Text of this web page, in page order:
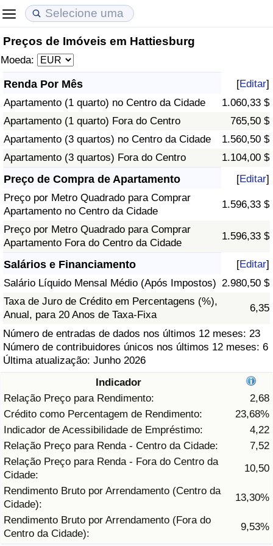
Preços de Imóveis em Hattiesburg
Moeda:
Renda Por Mês [Editar]
Apartamento (1 quarto) no Centro da Cidade
1.060,33 $
Apartamento (1 quarto) Fora do Centro
765,50 $
Apartamento (3 quartos) no Centro da Cidade
1.560,50 $
Apartamento (3 quartos) Fora do Centro
1.104,00 $
Preço de Compra de Apartamento [Editar]
Preço por Metro Quadrado para Comprar
Apartamento no Centro da Cidade
1.596,33 $
Preço por Metro Quadrado para Comprar
Apartamento Fora do Centro da Cidade
1.596,33 $
Salários e Financiamento [Editar]
Salário Líquido Mensal Médio (Após Impostos) 2.980,50 $
Taxa de Juro de Crédito em Percentagens (%),
Anual, para 20 Anos de Taxa-Fixa
6,35
Número de entradas de dados nos últimos 12 meses: 23
Número de contribuidores únicos nos últimos 12 meses: 6
Última atualização: Junho 2026
Indicador
Relação Preço para Rendimento:
2,68
Crédito como Percentagem de Rendimento:
23,68%
Indicador de Acessibilidade de Empréstimo:
4,22
Relação Preço para Renda - Centro da Cidade:
7,52
Relação Preço para Renda - Fora do Centro da
Cidade:
10,50
Rendimento Bruto por Arrendamento (Centro da
Cidade):
13,30%
Rendimento Bruto por Arrendamento (Fora do
Centro da Cidade):
9,53%
Custo de Vida
Indicador de Custo de Vida (Atual)
Indicador de Custo de Vida
Indicador de Custo de Vida Por País
Preços de Imóveis
Indicador de Preços de Imóveis (Atual)
Indicador de Preços de Imóveis
Indicador de Preços de Imóveis por País
Qualidade de Vida
Indicador de Qualidade de Vida
Indicador de Qualidade de Vida (Atual)
Índice de qualidade de vida por país
Taxa do Indicador de Crime (Atual)
Indicador de Crime
Índice de criminalidade por país
Saúde
Indicador de Saúde
Indicador de Saúde por País
Poluição
Indicador de Poluição (Atual)
Índice de poluição
Indicador de Poluição por País